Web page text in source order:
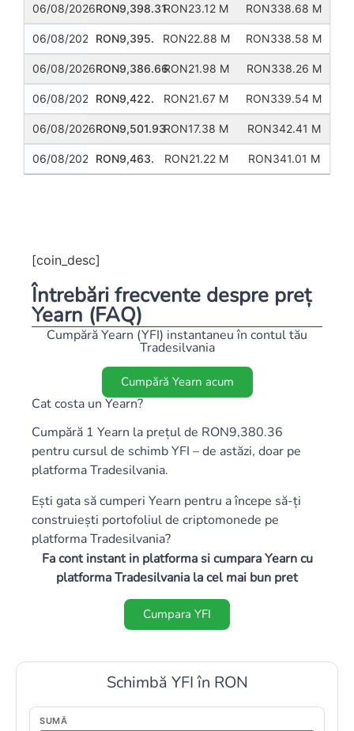
06/08/2026RON9,398.31RON23.12 M RON338.68 M
06/08/2026 RON9,395.74RON22.88 M RON338.58 M
06/08/2026RON9,386.66RON21.98 M RON338.26 M
06/08/2026 RON9,422.29RON21.67 M RON339.54 M
06/08/2026RON9,501.93RON17.38 M RON342.41 M
06/08/2026 RON9,463.10RON21.22 M RON341.01 M
[coin_desc]
Întrebări frecvente despre preț
Yearn (FAQ)
Cumpără Yearn (YFI) instantaneu în contul tău
Tradesilvania
Cumpără Yearn acum
Cat costa un Yearn?
Cumpără 1 Yearn la prețul de RON9,380.36
pentru cursul de schimb YFI – de astăzi, doar pe
platforma Tradesilvania.
Ești gata să cumperi Yearn pentru a începe să-ți
construiești portofoliul de criptomonede pe
platforma Tradesilvania?
Fa cont instant in platforma si cumpara Yearn cu
platforma Tradesilvania la cel mai bun pret
Cumpara YFI
Schimbă YFI în RON
SUMĂ